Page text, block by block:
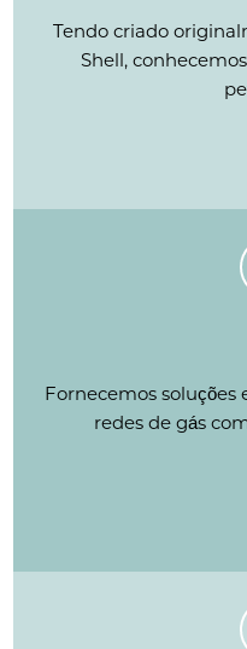
Tendo criado
Shell,
Fornecemos soluções
redes de gás